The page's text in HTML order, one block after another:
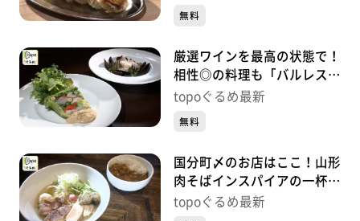
無料
厳選ワインを最高の状態で！
相性◎の料理も「バルレスト
ランモデルノ」（青葉区中
topoぐるめ最新
無料
国分町〆のお店はここ！山形
肉そばインスパイアの一杯
「鶏そば吉祥」（青葉区国分
topoぐるめ最新